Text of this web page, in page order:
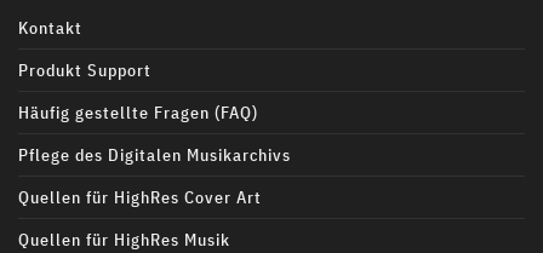
Kontakt
Produkt Support
Häufig gestellte Fragen (FAQ)
Pflege des Digitalen Musikarchivs
Quellen für HighRes Cover Art
Quellen für HighRes Musik